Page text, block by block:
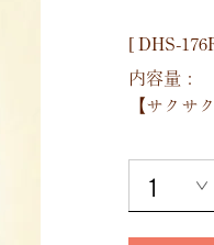
[DHS-
内容量：
【サクサ